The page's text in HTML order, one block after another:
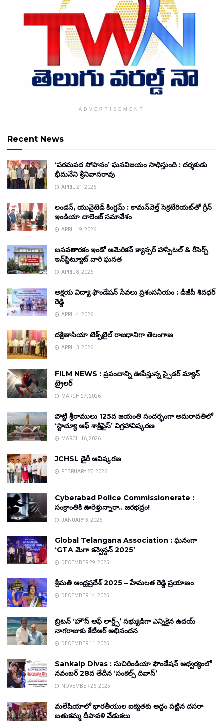
ADVERTISEMENT
Recent News
‘పరమపద సోపానం’ ఘనవిజయం సాధిస్తుంది : దర్శకుడు
భీమనేని శ్రీనివాసరావు
APRIL 21, 2026
లండన్, యునైటెడ్ కింగ్డమ్ : కామన్‌వెల్త్ సెక్రటేరియట్‌తో గ్రీన్
ఇండియా చాలెంజ్ సమావేశం
APRIL 19, 2026
బసవతారకం ఇండో అమెరికన్ క్యాన్సర్ హాస్పిటల్ & రీసెర్చ్
ఇన్‌స్టిట్యూట్ వారి ఘనత
APRIL 8, 2026
అక్షయ విద్యా ఫౌండేషన్ సేవలు ప్రశంసనీయం : డీజీపీ శివధర్
రెడ్డి
APRIL 4, 2026
దక్షిణాసియా టెక్స్‌టైల్ రాజధానిగా తెలంగాణ
APRIL 3, 2026
FILM NEWS : ప్రపంచాన్ని ఊపేస్తున్న స్పైడర్ మ్యాన్
ట్రైలర్
MARCH 27, 2026
పొట్టి శ్రీరాములు 125వ జయంతి సందర్భంగా అమరావతిలో
‘స్టాచ్యూ ఆఫ్ శాక్రిఫైస్’ విగ్రహావిష్కరణ
MARCH 16, 2026
JCHSL డైరీ ఆవిష్కరణ
FEBRUARY 27, 2026
Cyberabad Police Commissionerate :
సంక్రాంతికి ఊరెళ్తున్నారా.. జరభద్రం!
JANUARY 3, 2026
Global Telangana Association : ఘనంగా
‘GTA మెగా కన్వెన్షన్ 2025’
DECEMBER 29, 2025
శ్రీమతి ఆంధ్రప్రదేశ్ 2025 – హేమలత రెడ్డి ప్రయాణం
DECEMBER 14, 2025
బ్రిటన్ ‘హౌస్ ఆఫ్ లార్డ్స్’ సభ్యుడిగా ఎన్నికైన ఉదయ్
నాగరాజుకు కేటీఆర్ అభినందన
DECEMBER 11, 2025
Sankalp Divas : సుచిరిండియా ఫౌండేషన్ ఆధ్వర్యంలో
నవంబర్ 28వ తేదీన ‘సంకల్ప్ దివాస్’
NOVEMBER 26, 2025
మలేషియాలో భారతీయుల ఐక్యతకు అద్దం పట్టిన దసరా
బతుకమ్మ దీపావళి వేడుకలు